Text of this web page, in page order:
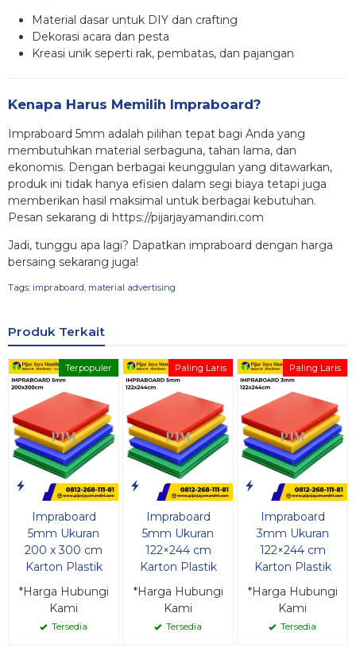
Material dasar untuk DIY dan crafting
Dekorasi acara dan pesta
Kreasi unik seperti rak, pembatas, dan pajangan
Kenapa Harus Memilih Impraboard?
Impraboard 5mm adalah pilihan tepat bagi Anda yang
membutuhkan material serbaguna, tahan lama, dan
ekonomis. Dengan berbagai keunggulan yang ditawarkan,
produk ini tidak hanya efisien dalam segi biaya tetapi juga
memberikan hasil maksimal untuk berbagai kebutuhan.
Pesan sekarang di https://pijarjayamandiri.com
Jadi, tunggu apa lagi? Dapatkan impraboard dengan harga
bersaing sekarang juga!
Tags: impraboard material advertising
Produk Terkait
Terpopuler
Impraboard
5mm Ukuran
200 x 300 cm
Karton Plastik
*Harga Hubungi
Kami
Tersedia
Paling Laris
Impraboard
5mm Ukuran
122×244 cm
Karton Plastik
*Harga Hubungi
Kami
Tersedia
Paling Laris
Impraboard
3mm Ukuran
122×244 cm
Karton Plastik
*Harga Hubungi
Kami
Tersedia